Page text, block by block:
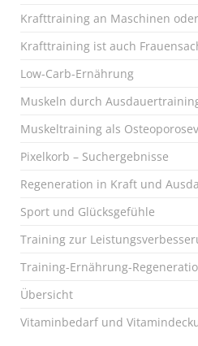
Krafttraining an Maschinen
Krafttraining ist auch
Low-Carb-Ernährung
Muskeln durch
Muskeltraining als
Pixelkorb – Suchergebnisse
Regeneration in Kraft und
Sport und Glücksgefühle
Training zur
Training-Ernährung-
Übersicht
Vitaminbedarf und